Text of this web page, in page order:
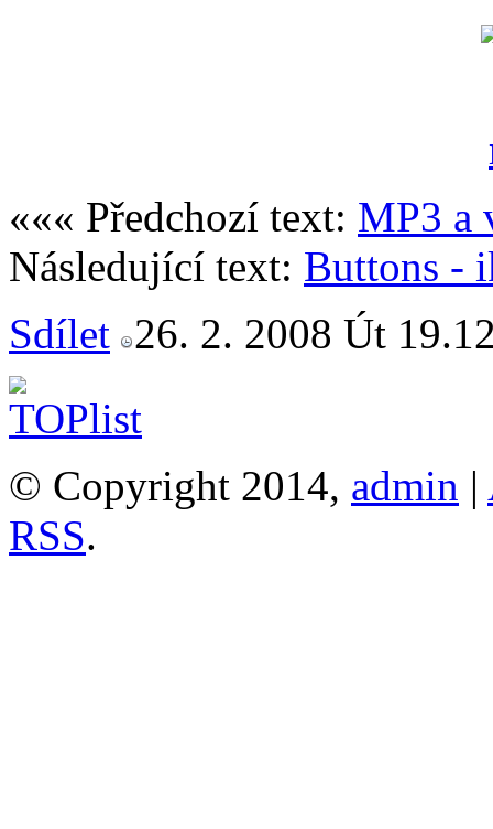
««« Předchozí text: MP3 a
Následující text: Buttons -
Sdílet 26. 2. 2008 Út
© Copyright 2014, admin |
RSS.